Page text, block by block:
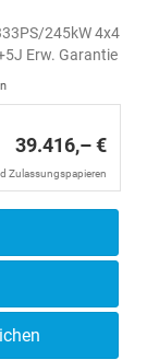
245kW 4x4
Erw. Garantie
39.416,– €
Zulassungspapieren